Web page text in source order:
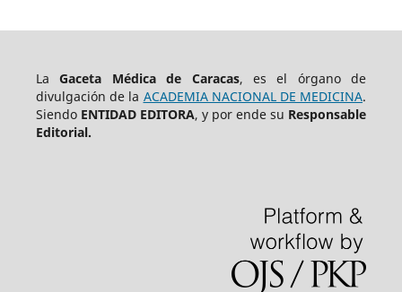
LaGaceta Médica de Caracas, es el órgano de
divulgación de la ACADEMIA NACIONAL DE MEDICINA.
Siendo ENTIDAD EDITORA, y por ende su Responsable
Editorial.